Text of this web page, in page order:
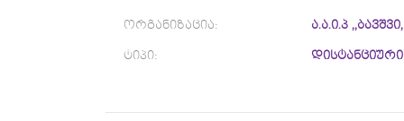
ორგანიზაცია:
ა.ა.ი.პ
ტიპი:
დისტანციური